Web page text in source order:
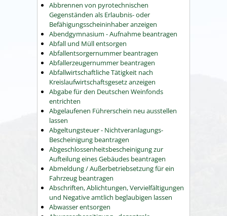
Abbrennen von pyrotechnischen
Gegenständen als Erlaubnis- oder
Befähigungsscheininhaber anzeigen
Abendgymnasium - Aufnahme beantragen
Abfall und Müll entsorgen
Abfallentsorgernummer beantragen
Abfallerzeugernummer beantragen
Abfallwirtschaftliche Tätigkeit nach
Kreislaufwirtschaftsgesetz anzeigen
Abgabe für den Deutschen Weinfonds
entrichten
Abgelaufenen Führerschein neu ausstellen
lassen
Abgeltungsteuer - Nichtveranlagungs-
Bescheinigung beantragen
Abgeschlossenheitsbescheinigung zur
Aufteilung eines Gebäudes beantragen
Abmeldung / Außerbetriebsetzung für ein
Fahrzeug beantragen
Abschriften, Ablichtungen, Vervielfältigungen
und Negative amtlich beglaubigen lassen
Abwasser entsorgen